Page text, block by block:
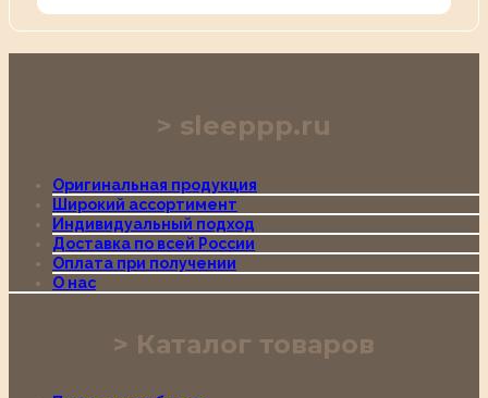
sleeppp.ru
Оригинальная продукция
Широкий ассортимент
Индивидуальный подход
Доставка по всей России
Оплата при получении
О нас
Каталог товаров